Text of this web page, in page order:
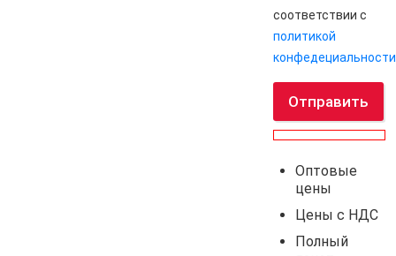
соответствии с
политикой
конфедециальности
Отправить
Оптовые
цены
Цены с НДС
Полный